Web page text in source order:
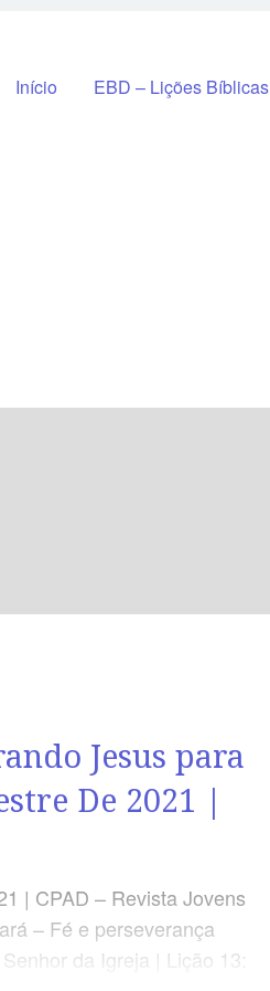
o conteúdo
Início EBD – Lições Bíblicas
Jesus para
De 2021 |
| CPAD – Revista Jovens
– Fé e perseverança
da Igreja | Lição 13: